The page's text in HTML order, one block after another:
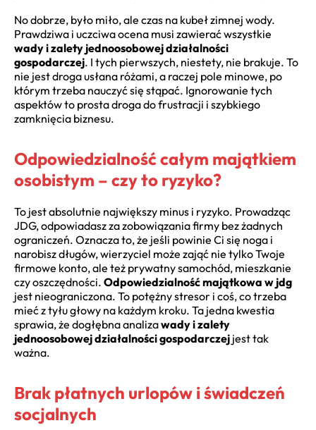
No dobrze, było miło, ale czas na kubeł zimnej wody.
Prawdziwa i uczciwa ocena musi zawierać wszystkie
wady i zalety jednoosobowej działalności
gospodarczej. I tych pierwszych, niestety, nie brakuje. To
nie jest droga usłana różami, a raczej pole minowe, po
którym trzeba nauczyć się stąpać. Ignorowanie tych
aspektów to prosta droga do frustracji i szybkiego
zamknięcia biznesu.
Odpowiedzialność całym majątkiem
osobistym – czy to ryzyko?
To jest absolutnie największy minus i ryzyko. Prowadząc
JDG, odpowiadasz za zobowiązania firmy bez żadnych
ograniczeń. Oznacza to, że jeśli powinie Ci się noga i
narobisz długów, wierzyciel może zająć nie tylko Twoje
firmowe konto, ale też prywatny samochód, mieszkanie
czy oszczędności. Odpowiedzialność majątkowa w jdg
jest nieograniczona. To potężny stresor i coś, co trzeba
mieć z tyłu głowy na każdym kroku. Ta jedna kwestia
sprawia, że dogłębna analizawady i zalety
jednoosobowej działalności gospodarczej jest tak
ważna.
Brak płatnych urlopów i świadczeń
socjalnych